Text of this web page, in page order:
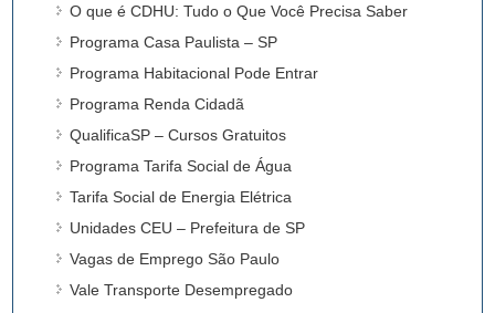
O que é CDHU: Tudo o Que Você Precisa Saber
Programa Casa Paulista – SP
Programa Habitacional Pode Entrar
Programa Renda Cidadã
QualificaSP – Cursos Gratuitos
Programa Tarifa Social de Água
Tarifa Social de Energia Elétrica
Unidades CEU – Prefeitura de SP
Vagas de Emprego São Paulo
Vale Transporte Desempregado